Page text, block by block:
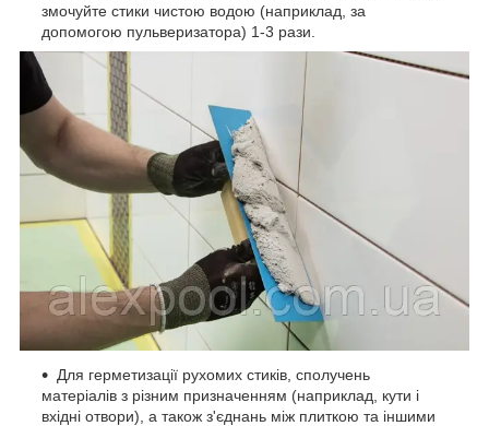
змочуйте стики чистою водою (наприклад, за
допомогою пульверизатора) 1-3 рази.
Для герметизації рухомих стиків, сполучень
матеріалів з різним призначенням (наприклад, кути і
вхідні отвори), а також з'єднань між плиткою та іншими